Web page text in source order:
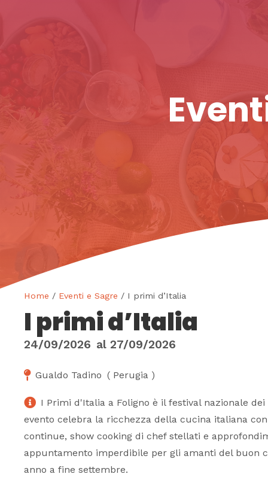
Home / Eventi e Sagre / I primi d’Italia
I primi d’Italia
24/09/2026 al 27/09/2026
Gualdo Tadino ( Perugia )
I Primi d'Italia a Foligno è il festival nazionale
evento celebra la ricchezza della cucina italiana
continue, show cooking di chef stellati e
appuntamento imperdibile per gli amanti del buon
anno a fine settembre.